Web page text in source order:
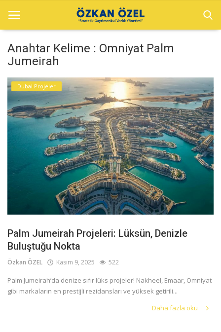
Anasayfa
Sektörel Bilgiler
Dubai Projeler
Galeri
Anahtar Kelime : Omniyat Palm
Jumeirah
Dubai Projeler
Palm Jumeirah Projeleri: Lüksün, Denizle
Buluştuğu Nokta
Özkan ÖZEL Kasım 9, 2025 522
Palm Jumeirah’da denize sıfır lüks projeler! Nakheel, Emaar, Omniyat
gibi markaların en prestijli rezidansları ve yüksek getirili...
Daha fazla oku